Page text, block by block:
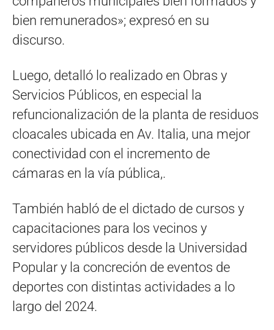
bien remunerados»; expresó en su
discurso.
Luego, detalló lo realizado en Obras y
Servicios Públicos, en especial la
refuncionalización de la planta de residuos
cloacales ubicada en Av. Italia, una mejor
conectividad con el incremento de
cámaras en la vía pública,.
También habló de el dictado de cursos y
capacitaciones para los vecinos y
servidores públicos desde la Universidad
Popular y la concreción de eventos de
deportes con distintas actividades a lo
largo del 2024.